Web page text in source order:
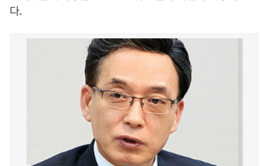
다.